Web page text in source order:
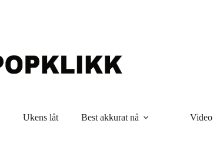
Ukens låt Best akkurat nå Video